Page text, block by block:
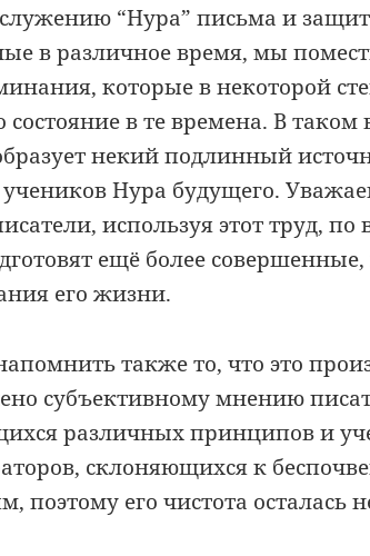
“Нура” письма и
в различное время, мы
которые в некоторой
в те времена. В таком
некий подлинный
Нура будущего.
используя этот труд, по
ещё более
его жизни.
также то, что это
субъективному мнению
различных принципов и
склоняющихся к
поэтому его чистота осталась